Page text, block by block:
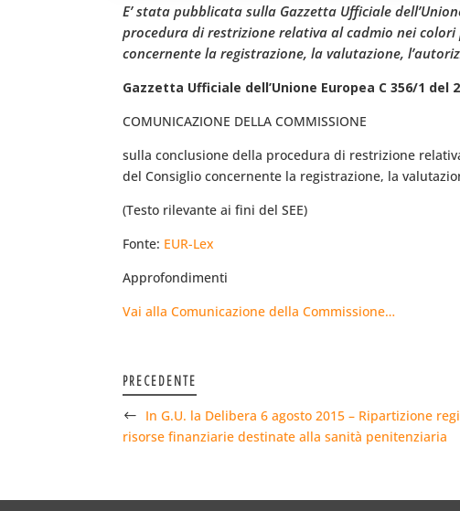
E’ stata pubblicata sulla Gazzetta Ufficiale
procedura di restrizione relativa al cadmio nei
concernente la registrazione, la valutazione,
Gazzetta Ufficiale dell’Unione Europea C 356/1 del
COMUNICAZIONE DELLA COMMISSIONE
sulla conclusione della procedura di restrizione
del Consiglio concernente la registrazione, la
(Testo rilevante ai fini del SEE)
Fonte: EUR-Lex
Approfondimenti
Vai alla Comunicazione della Commissione…
PRECEDENTE
In G.U. la Delibera 6 agosto 2015 – Ripartizione
risorse finanziarie destinate alla sanità penitenziaria